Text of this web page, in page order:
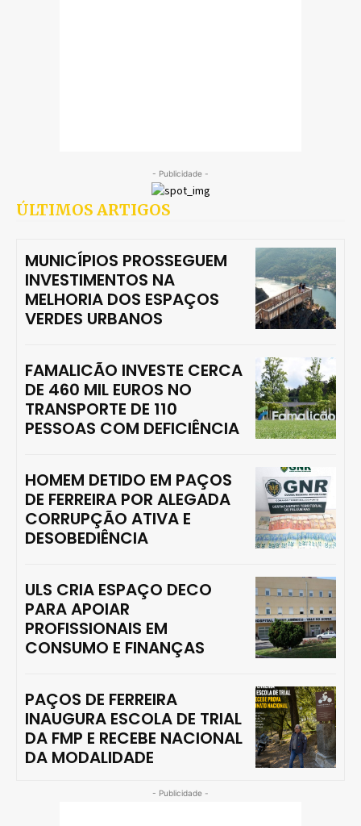
- Publicidade -
ÚLTIMOS ARTIGOS
MUNICÍPIOS PROSSEGUEM
INVESTIMENTOS NA
MELHORIA DOS ESPAÇOS
VERDES URBANOS
FAMALICÃO INVESTE CERCA
DE 460 MIL EUROS NO
TRANSPORTE DE 110
PESSOAS COM DEFICIÊNCIA
HOMEM DETIDO EM PAÇOS
DE FERREIRA POR ALEGADA
CORRUPÇÃO ATIVA E
DESOBEDIÊNCIA
ULS CRIA ESPAÇO DECO
PARA APOIAR
PROFISSIONAIS EM
CONSUMO E FINANÇAS
PAÇOS DE FERREIRA
INAUGURA ESCOLA DE TRIAL
DA FMP E RECEBE NACIONAL
DA MODALIDADE
- Publicidade -